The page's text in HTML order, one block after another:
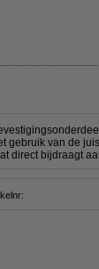
gebruik van de
direct bijdraagt